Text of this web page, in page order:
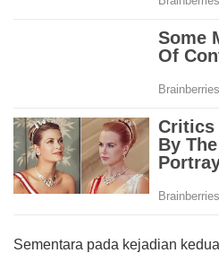
Sementara pada kejadian